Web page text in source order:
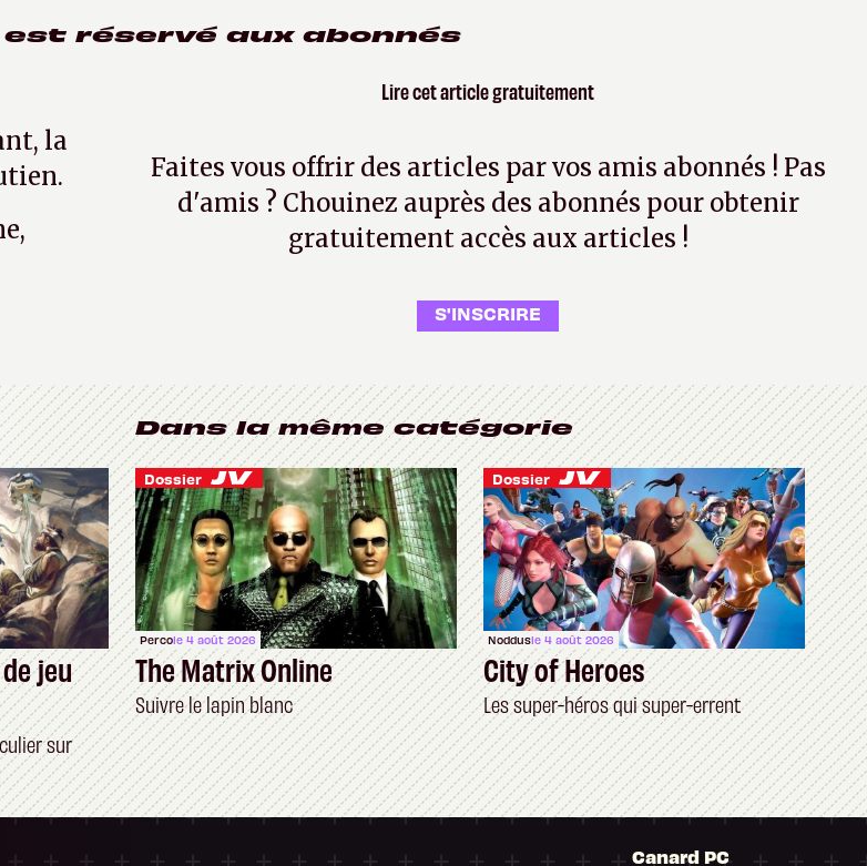
réservé aux abonnés
la
Lire cet article gratuitement
Faites vous offrir des articles par vos amis abonnés ! Pas
d'amis ? Chouinez auprès des abonnés pour obtenir
gratuitement accès aux articles !
S'INSCRIRE
jeu
sur
Dans la même catégorie
Dossier
Percole 4 août 2026
The Matrix Online
Suivre le lapin blanc
Dossier
Noddusle 4 août 2026
City of Heroes
Les super-héros qui super-errent
Canard PC